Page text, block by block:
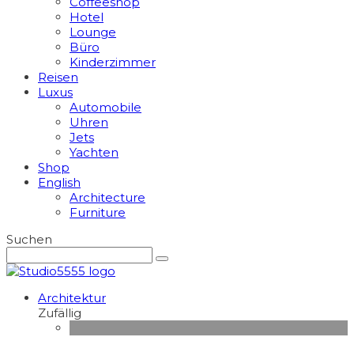
Hotel
Lounge
Büro
Kinderzimmer
Reisen
Luxus
Automobile
Uhren
Jets
Yachten
Shop
English
Architecture
Furniture
Suchen
Architektur
Zufällig